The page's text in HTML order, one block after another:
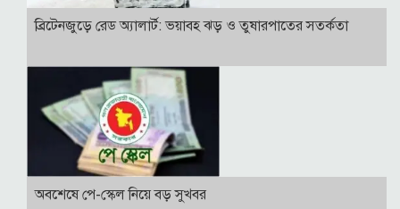
ব্রিটেনজুড়ে রেড অ্যালার্ট: ভয়াবহ ঝড় ও তুষারপাতের সতর্কতা
অবশেষে পে-স্কেল নিয়ে বড় সুখবর